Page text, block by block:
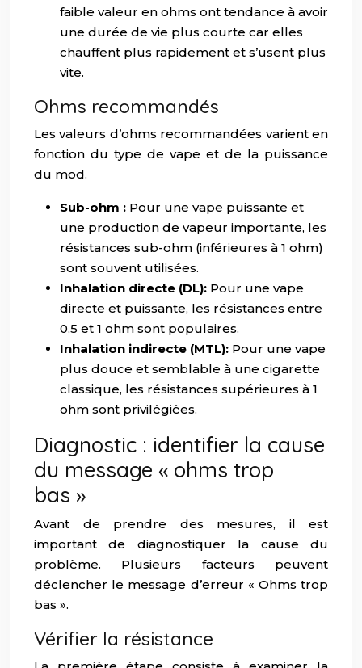
faible valeur en ohms ont tendance à avoir
une durée de vie plus courte car elles
chauffent plus rapidement et s’usent plus
vite.
Ohms recommandés
Les valeurs d’ohms recommandées varient en
fonction du type de vape et de la puissance
du mod.
Sub-ohm : Pour une vape puissante et
une production de vapeur importante, les
résistances sub-ohm (inférieures à 1 ohm)
sont souvent utilisées.
Inhalation directe (DL): Pour une vape
directe et puissante, les résistances entre
0,5 et 1 ohm sont populaires.
Inhalation indirecte (MTL): Pour une vape
plus douce et semblable à une cigarette
classique, les résistances supérieures à 1
ohm sont privilégiées.
Diagnostic : identifier la cause
du message « ohms trop
bas »
Avant de prendre des mesures, il est
important de diagnostiquer la cause du
problème. Plusieurs facteurs peuvent
déclencher le message d’erreur « Ohms trop
bas ».
Vérifier la résistance